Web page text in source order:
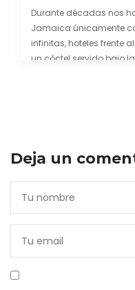
Durante décadas nos
Jamaica únicamente
infinitas, hoteles frente
un cóctel servido bajo
Deja un